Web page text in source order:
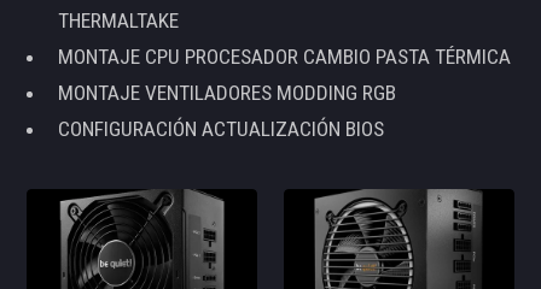
THERMALTAKE
MONTAJE CPU PROCESADOR CAMBIO PASTA TÉRMICA
MONTAJE VENTILADORES MODDING RGB
CONFIGURACIÓN ACTUALIZACIÓN BIOS